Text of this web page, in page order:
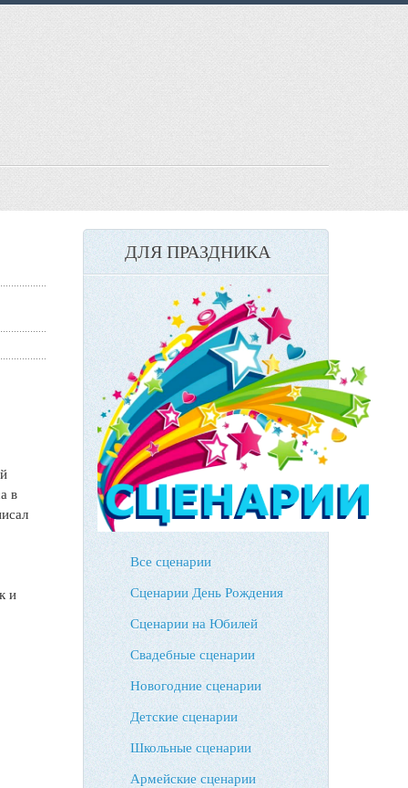
в
и
ДЛЯ ПРАЗДНИКА
Все сценарии
Сценарии День Рождения
Сценарии на Юбилей
Свадебные сценарии
Новогодние сценарии
Детские сценарии
Школьные сценарии
Армейские сценарии